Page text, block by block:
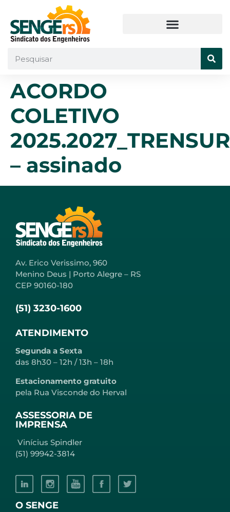
ACORDO
COLETIVO
– assinado
O SENGE
Av. Erico Verissimo, 960
Menino Deus | Porto Alegre – RS
CEP 90160-180
(51) 3230-1600
ATENDIMENTO
Segunda a Sexta
das 8h30 – 12h / 13h – 18h
Estacionamento gratuito
pela Rua Visconde do Herval
ASSESSORIA DE
IMPRENSA
Vinícius Spindler
(51) 99942-3814